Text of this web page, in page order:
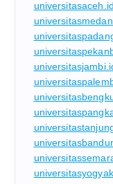
universitasaceh.id